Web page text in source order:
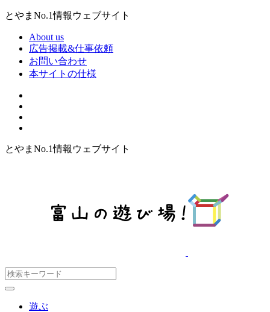
とやまNo.1情報ウェブサイト
About us
広告掲載&仕事依頼
お問い合わせ
本サイトの仕様
とやまNo.1情報ウェブサイト
遊ぶ